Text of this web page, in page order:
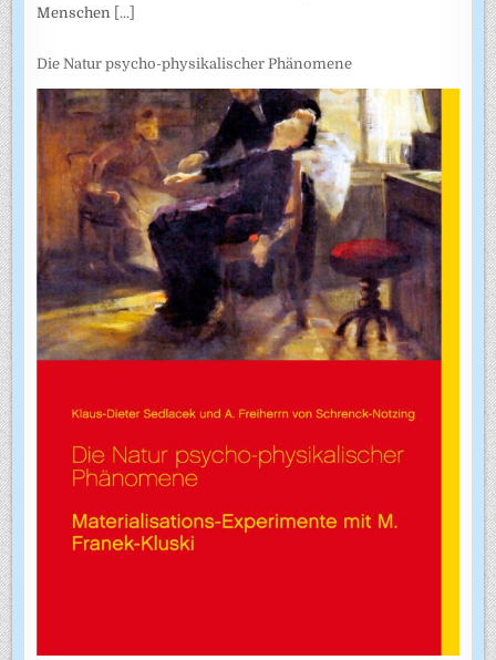
Menschen [...]
Die Natur psycho-physikalischer Phänomene